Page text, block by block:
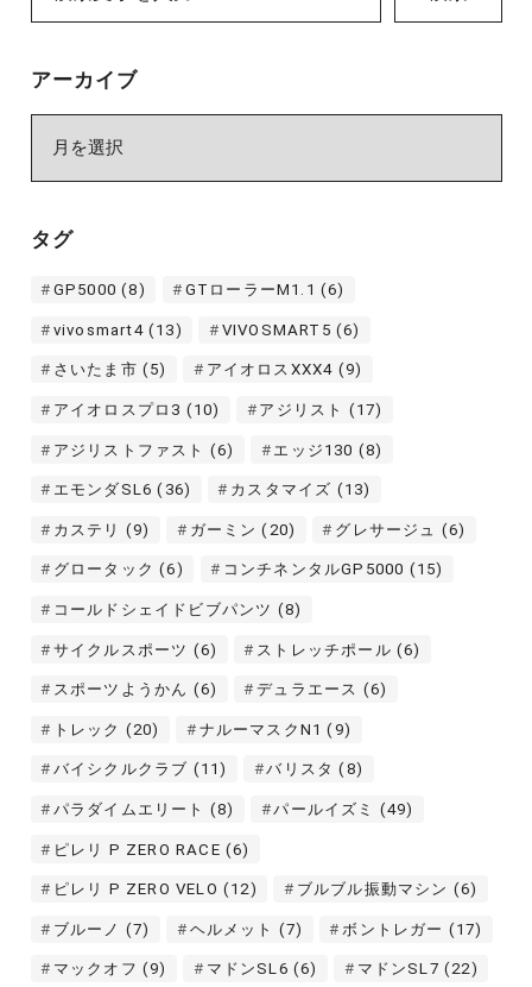
アーカイブ
ブ
タグ
GP5000 (8) GTローラーM1.1 (6)
vivosmart4(13) VIVOSMART5 (6)
さいたま市 (5) アイオロスXXX4 (9)
アイオロスプロ3 (10) アジリスト (17)
アジリストファスト (6) エッジ130 (8)
エモンダSL6 (36) カスタマイズ (13)
カステリ (9) ガーミン (20) グレサージュ (6)
グロータック (6) コンチネンタルGP5000 (15)
コールドシェイドビブパンツ (8)
サイクルスポーツ (6) ストレッチポール (6)
スポーツようかん (6) デュラエース (6)
トレック (20) ナルーマスクN1 (9)
バイシクルクラブ (11) バリスタ (8)
パラダイムエリート (8) パールイズミ (49)
ピレリ P ZERO RACE (6)
ピレリ P ZERO VELO (12) ブルブル振動マシン (6)
ブルーノ (7) ヘルメット (7) ボントレガー (17)
マックオフ (9) マドンSL6 (6) マドンSL7 (22)